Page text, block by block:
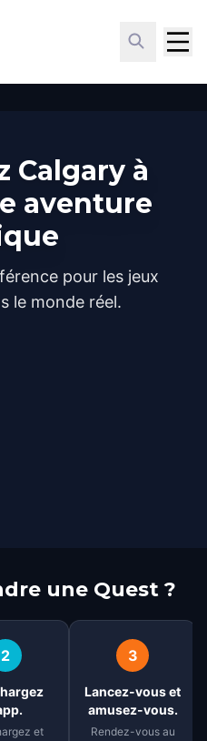
Calgary à
aventure
pour les jeux
le monde réel.
une Quest ?
2
et
3
Lancez-vous et
amusez-vous.
Rendez-vous au